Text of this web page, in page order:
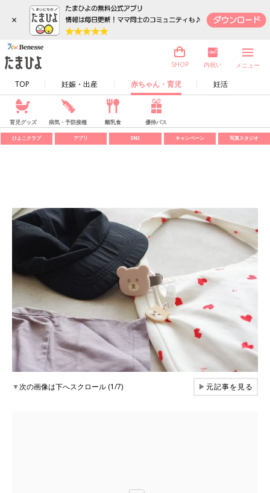
×
TOP 妊娠・出産 赤ちゃん・育児 妊活
SHOP 内祝い メニュー
育児グッズ 病気・予防接種 離乳食 優待パス
ひよこクラブ アプリ SNS キャンペーン 写真スタジオ
▼次の画像は下へスクロール (1/7) ▶元記事を見る